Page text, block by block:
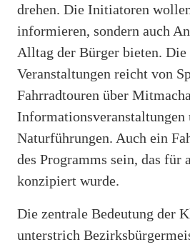
drehen. Die Initiatoren
informieren, sondern auch
Alltag der Bürger bieten.
Veranstaltungen reicht von
Fahrradtouren über
Informationsveranstaltungen
Naturführungen. Auch ein
des Programms sein, das für
konzipiert wurde.
Die zentrale Bedeutung der
unterstrich